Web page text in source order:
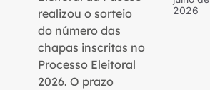
realizou o sorteio
do número das
chapas inscritas no
Processo Eleitoral
2026. O prazo
2026